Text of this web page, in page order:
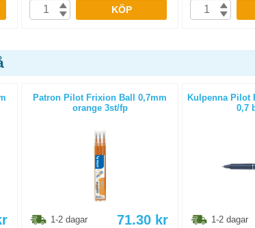
KÖP
Patron Pilot Frixion Ball 0,7mm
orange 3st/fp
1-2 dagar 71.30 kr
Kulpenna Pilot
0,7
1-2 dagar